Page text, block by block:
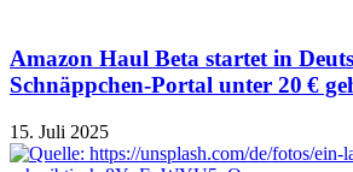
Amazon Haul Beta startet in
Schnäppchen-Portal unter 20 €
15. Juli 2025